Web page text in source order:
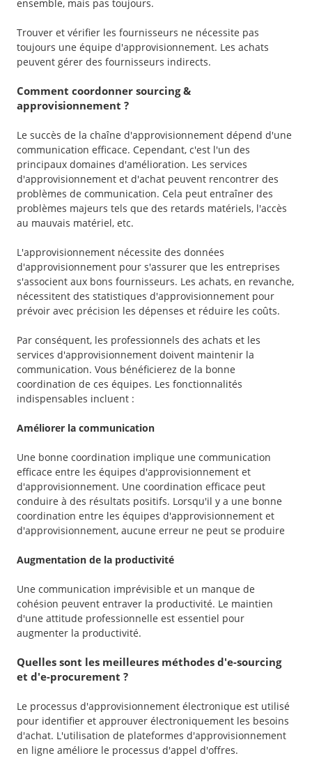
ensemble, mais pas toujours.
Trouver et vérifier les fournisseurs ne nécessite pas
toujours une équipe d'approvisionnement. Les achats
peuvent gérer des fournisseurs indirects.
Comment coordonner sourcing &
approvisionnement ?
Le succès de la chaîne d'approvisionnement dépend d'une
communication efficace. Cependant, c'est l'un des
principaux domaines d'amélioration. Les services
d'approvisionnement et d'achat peuvent rencontrer des
problèmes de communication. Cela peut entraîner des
problèmes majeurs tels que des retards matériels, l'accès
au mauvais matériel, etc.
L'approvisionnement nécessite des données
d'approvisionnement pour s'assurer que les entreprises
s'associent aux bons fournisseurs. Les achats, en revanche,
nécessitent des statistiques d'approvisionnement pour
prévoir avec précision les dépenses et réduire les coûts.
Par conséquent, les professionnels des achats et les
services d'approvisionnement doivent maintenir la
communication. Vous bénéficierez de la bonne
coordination de ces équipes. Les fonctionnalités
indispensables incluent :
Améliorer la communication
Une bonne coordination implique une communication
efficace entre les équipes d'approvisionnement et
d'approvisionnement. Une coordination efficace peut
conduire à des résultats positifs. Lorsqu'il y a une bonne
coordination entre les équipes d'approvisionnement et
d'approvisionnement, aucune erreur ne peut se produire
Augmentation de la productivité
Une communication imprévisible et un manque de
cohésion peuvent entraver la productivité. Le maintien
d'une attitude professionnelle est essentiel pour
augmenter la productivité.
Quelles sont les meilleures méthodes d'e-sourcing
et d'e-procurement ?
Le processus d'approvisionnement électronique est utilisé
pour identifier et approuver électroniquement les besoins
d'achat. L'utilisation de plateformes d'approvisionnement
en ligne améliore le processus d'appel d'offres.